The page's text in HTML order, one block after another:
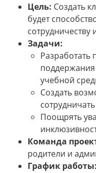
Цель: Создать
будет
Задачи:
Разработать
учебной
Создать
Поощрять
Команда
родители и
График работы: